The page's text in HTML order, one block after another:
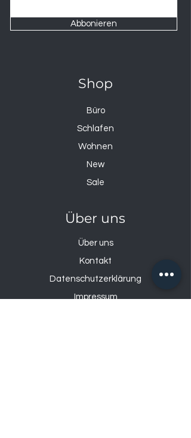
Abbonieren
Shop
Büro
Schlafen
Wohnen
New
Sale
Über uns
Über uns
Kontakt
Datenschutzerklärung
Impressum